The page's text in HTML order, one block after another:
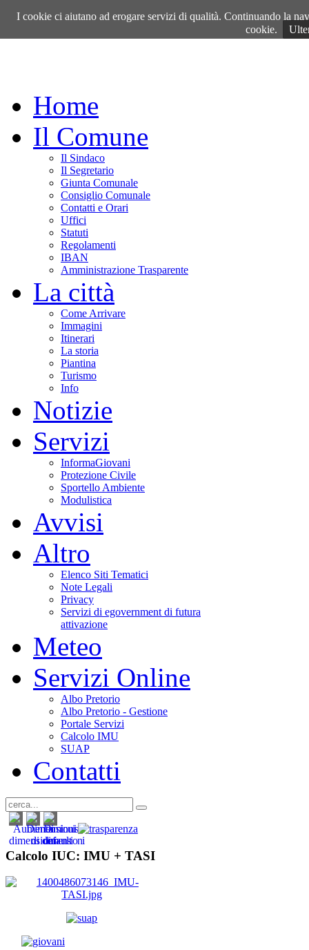
Sabato, 08 Agosto 2026
Home
Il Comune
Il Sindaco
Il Segretario
Giunta Comunale
Consiglio Comunale
Contatti e Orari
Uffici
Statuti
Regolamenti
IBAN
Amministrazione Trasparente
La città
Come Arrivare
Immagini
Itinerari
La storia
Piantina
Turismo
Info
Notizie
Servizi
InformaGiovani
Protezione Civile
Sportello Ambiente
Modulistica
Avvisi
Altro
Elenco Siti Tematici
Note Legali
Privacy
Servizi di egovernment di futura
attivazione
Meteo
Servizi Online
Albo Pretorio
Albo Pretorio - Gestione
Portale Servizi
Calcolo IMU
SUAP
Contatti
Calcolo IUC: IMU + TASI
I cookie ci aiutano ad erogare servizi di qualità. Continuando la
cookie.